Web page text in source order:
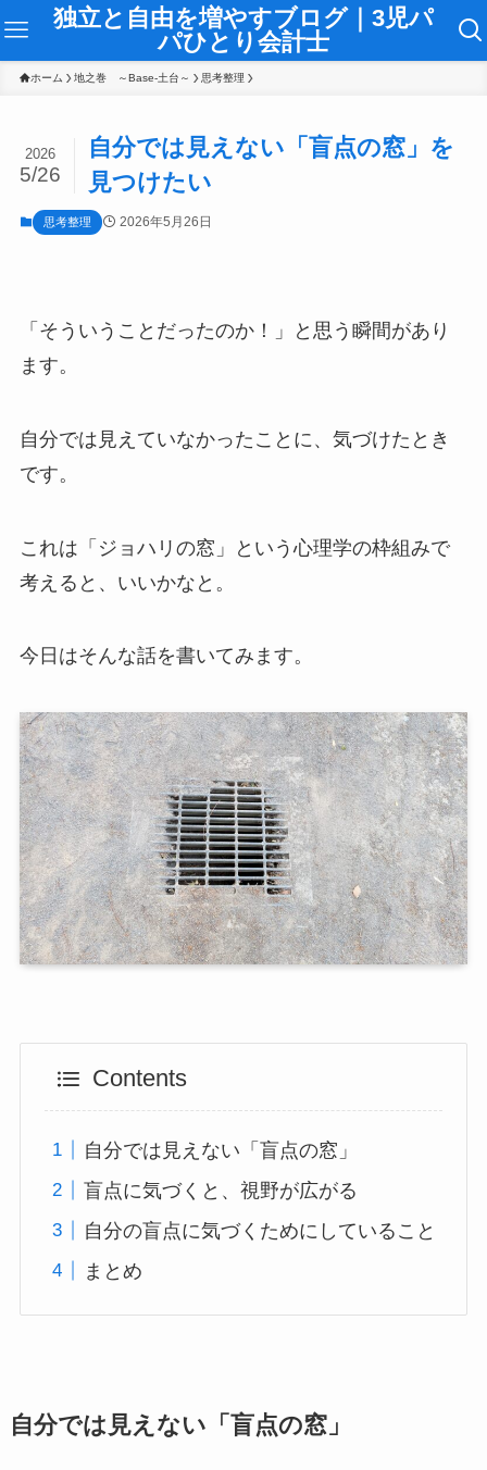
独立と自由を増やすブログ｜3児パ
パひとり会計士
ホーム 地之巻 ～Base-土台～ 思考整理
自分では見えない「盲点の窓」を
見つけたい
2026
5/26
思考整理 2026年5月26日
「そういうことだったのか！」と思う瞬間があり
ます。
自分では見えていなかったことに、気づけたとき
です。
これは「ジョハリの窓」という心理学の枠組みで
考えると、いいかなと。
今日はそんな話を書いてみます。
Contents
自分では見えない「盲点の窓」
盲点に気づくと、視野が広がる
自分の盲点に気づくためにしていること
まとめ
自分では見えない「盲点の窓」